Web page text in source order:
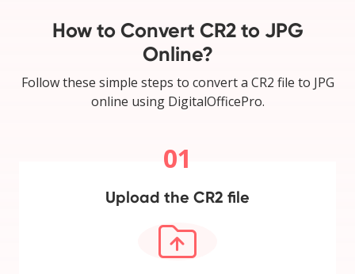
How to Convert CR2 to JPG
Online?
Follow these simple steps to convert a CR2 file to JPG
online using DigitalOfficePro.
01
Upload the CR2 file